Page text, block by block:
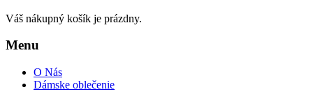
Váš nákupný košík je prázdny.
Menu
O Nás
Dámske oblečenie